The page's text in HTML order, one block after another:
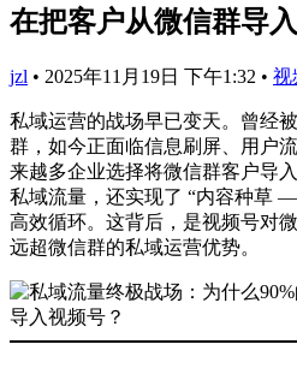
在把客户从微信群导
jzl • 2025年11月19日 下午1:32 • 视
私域运营的战场早已变天。曾经
群，如今正面临信息刷屏、用户
来越多企业选择将微信群客户导
私域流量，还实现了 “内容种草
高效循环。这背后，是视频号对
远超微信群的私域运营优势。